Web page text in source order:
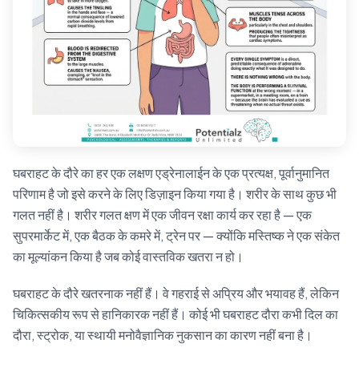
घबराहट के दौरे का हर एक लक्षण एड्रेनालाईन के एक प्रत्यक्ष, पूर्वानुमानित
परिणाम है जो इसे करने के लिए डिज़ाइन किया गया है। शरीर के साथ कुछ भी
गलत नहीं है। शरीर गलत क्षण में एक जीवन रक्षा कार्य कर रहा है — एक
सुपरमार्केट में, एक बैठक के कमरे में, ट्रेन पर — क्योंकि मस्तिष्क ने एक संकेत
का मूल्यांकन किया है जब कोई वास्तविक खतरा न हो।
घबराहट के दौरे खतरनाक नहीं हैं। वे गहराई से अप्रिय और भयावह हैं, लेकिन
चिकित्सकीय रूप से हानिकारक नहीं हैं। कोई भी घबराहट दौरा कभी दिल का
दौरा, स्ट्रोक, या स्थायी मनोवैज्ञानिक नुकसान का कारण नहीं बना है।